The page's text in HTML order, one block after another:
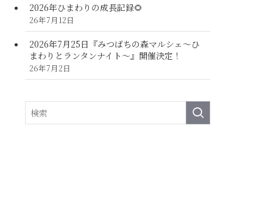
2026年ひまわりの成長記録🌻
26年7月12日
2026年7月25日『みつばちの森マルシェ～ひ
まわりとランタンナイト～』開催決定！
26年7月2日